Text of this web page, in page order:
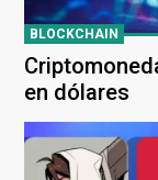
BLOCKCHAIN
en dólares